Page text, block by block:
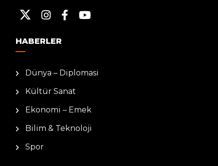
HABERLER
Dünya – Diplomasi
Kültür Sanat
Ekonomi – Emek
Bilim & Teknoloji
Spor